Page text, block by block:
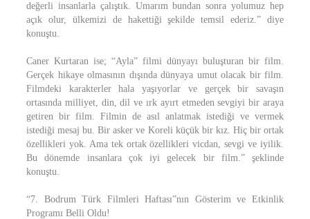
değerli insanlarla çalıştık. Umarım bundan sonra yolumuz hep
açık olur, ülkemizi de hakettiği şekilde temsil ederiz.” diye
konuştu.
Caner Kurtaran ise; “Ayla” filmi dünyayı buluşturan bir film.
Gerçek hikaye olmasının dışında dünyaya umut olacak bir film.
Filmdeki karakterler hala yaşıyorlar ve gerçek bir savaşın
ortasında milliyet, din, dil ve ırk ayırt etmeden sevgiyi bir araya
getiren bir film. Filmin de asıl anlatmak istediği ve vermek
istediği mesaj bu. Bir asker ve Koreli küçük bir kız. Hiç bir ortak
özellikleri yok. Ama tek ortak özellikleri vicdan, sevgi ve iyilik.
Bu dönemde insanlara çok iyi gelecek bir film.” şeklinde
konuştu.
“7. Bodrum Türk Filmleri Haftası”nın Gösterim ve Etkinlik
Programı Belli Oldu!